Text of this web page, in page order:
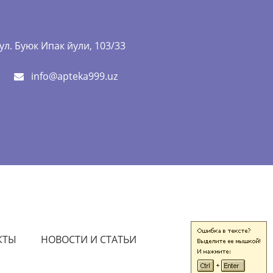
Буюк Ипак йули, 103/33
info@apteka999.uz
НОВОСТИ И СТАТЬИ